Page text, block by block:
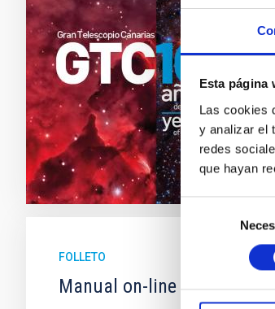
Esta página
Las cookies
y analizar el
redes
que hayan
Selección
consentimiento
FOLLETO
Manual on-line de